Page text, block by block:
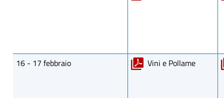
16 - 17 febbraio Vini e Pollame